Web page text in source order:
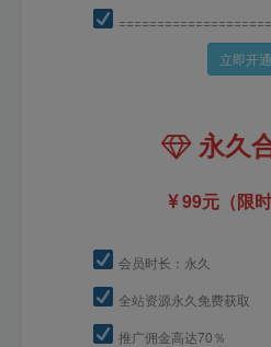
立即开通
永久
99元（限时
会员时长：永久
全站资源永久免费获取
推广佣金高达70％